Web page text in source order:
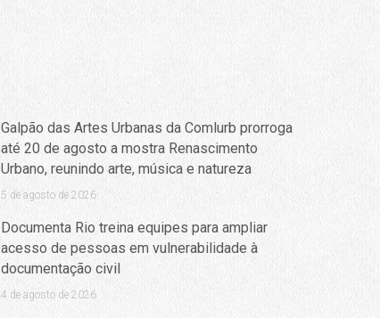
Galpão das Artes Urbanas da Comlurb prorroga
até 20 de agosto a mostra Renascimento
Urbano, reunindo arte, música e natureza
5 de agosto de 2026
Documenta Rio treina equipes para ampliar
acesso de pessoas em vulnerabilidade à
documentação civil
4 de agosto de 2026